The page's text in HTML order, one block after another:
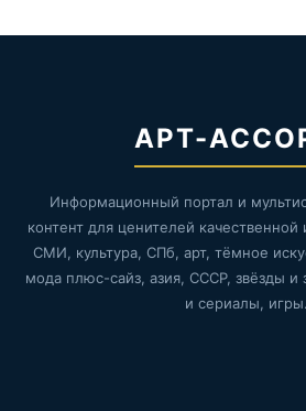
АРТ-
Информационный портал и
контент для ценителей
СМИ, культура, СПб, арт, тёмное
мода плюс-сайз, азия, СССР, звёзды и
и сериалы, игры.